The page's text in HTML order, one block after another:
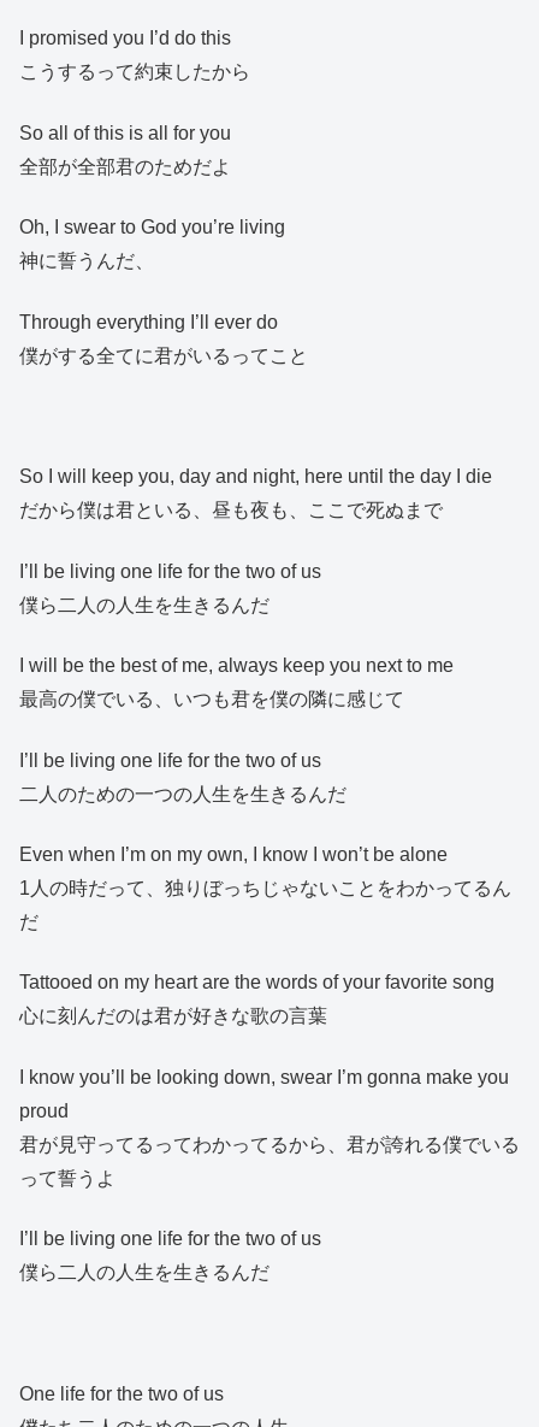
I promised you I’d do this
こうするって約束したから
So all of this is all for you
全部が全部君のためだよ
Oh, I swear to God you’re living
神に誓うんだ、
Through everything I’ll ever do
僕がする全てに君がいるってこと
So I will keep you, day and night, here until the day I die
だから僕は君といる、昼も夜も、ここで死ぬまで
I’ll be living one life for the two of us
僕ら二人の人生を生きるんだ
I will be the best of me, always keep you next to me
最高の僕でいる、いつも君を僕の隣に感じて
I’ll be living one life for the two of us
二人のための一つの人生を生きるんだ
Even when I’m on my own, I know I won’t be alone
1人の時だって、独りぼっちじゃないことをわかってるん
だ
Tattooed on my heart are the words of your favorite song
心に刻んだのは君が好きな歌の言葉
I know you’ll be looking down, swear I’m gonna make you
proud
君が見守ってるってわかってるから、君が誇れる僕でいる
って誓うよ
I’ll be living one life for the two of us
僕ら二人の人生を生きるんだ
One life for the two of us